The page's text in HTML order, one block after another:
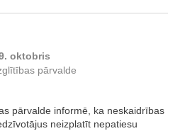
oktobris
pārvalde
pārvalde informē, ka neskaidrības
neizplatīt nepatiesu